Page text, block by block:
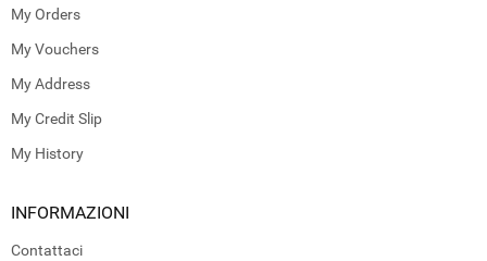
My Orders
My Vouchers
My Address
My Credit Slip
My History
INFORMAZIONI
Contattaci